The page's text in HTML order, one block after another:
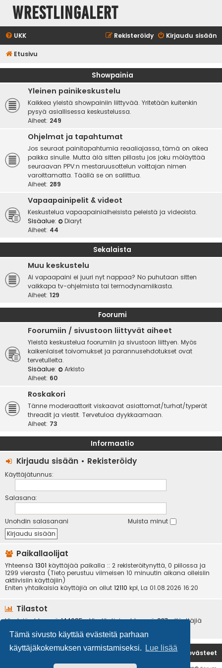
Tämä sivusto käyttää evästeitä parhaan
käyttäjäkokemuksen varmistamiseksi.
Lue lisää
WrestlingAlert
UKK Kirjaudu sisään
Rekisteröidy
Etusivu
Showpainia
Yleinen painikeskustelu
Kaikkea yleistä showpainiin liittyvää. Yritetään kuitenkin
pysyä asiallisessa keskustelussa.
Aiheet: 249
Ohjelmat ja tapahtumat
Jos seuraat painitapahtumia reaaliajassa, tämä on oikea
paikka sinulle. Mutta älä sitten pillastu jos joku möläyttää
seuraavan PPV:n mestaruusottelun voittajan nimen
varoittamatta. Täällä se on sallittua.
Aiheet: 289
Vapaapainipelit & videot
Keskustelua vapaapainiaiheisista peleistä ja videoista.
Sisäalue:
Diaryt
Aiheet: 44
Sekalaista
Muu keskustelu
Ai vapaapaini ei juuri nyt nappaa? No puhutaan sitten
vaikkapa tv-ohjelmista tai termodynamiikasta.
Aiheet: 129
Foorumi
Foorumiin / sivustoon liittyvät aiheet
Yleistä keskustelua foorumiin ja sivustoon liittyen. Myös
kaikenlaiset toivomukset ja parannusehdotukset ovat
tervetulleita.
Sisäalue:
Arkisto
Aiheet: 60
Roskakori
Tänne moderaattorit viskaavat asiattomat/turhat/typerät
threadit ja viestit. Tervetuloa dyykkaamaan.
Aiheet: 73
Informaatio
Kirjaudu sisään • Rekisteröidy
Käyttäjätunnus:
Salasana:
Unohdin salasanani Muista minut
Paikallaolijat
Yhteensä 1301 käyttäjää paikalla :: 2 rekisteröitynyttä, 0 piilossa ja
1299 vierasta (Tieto perustuu viimeisen 10 minuutin aikana olleisiin
aktiivisiin käyttäjiin)
Eniten yhtaikaisia käyttäjiä on ollut 12110 kpl, La 01.08.2026 16:20
Tilastot
Viestejä yhteensä144085• Viestiketjuja yhteensä937• Käyttäjiä
Etusivu Poista evästeet